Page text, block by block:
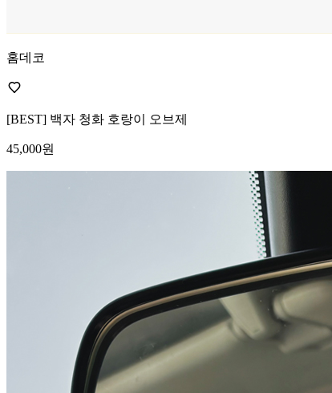
홈데코
[BEST] 백자 청화 호랑이 오브제
45,000원